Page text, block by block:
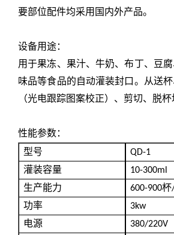
要部位配件均采用国内外产品。
设备用途：
用于果冻、果汁、牛奶、布丁、豆
味品等食品的自动灌装封口。从送
（光电跟踪图案校正）、剪切、脱杯
性能参数：
型号
QD-1
灌装容量 10-300ml
生产能力 600-900杯
功率 3kw
电源 380/220V